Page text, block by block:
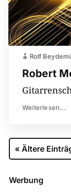
Robert
Rolf
Weiterlesen...
« Ältere
Werbung